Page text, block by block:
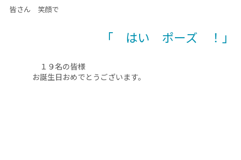
皆さん 笑顔で
「 はい ポーズ ！」
１９名の皆様
お誕生日おめでとうございます。